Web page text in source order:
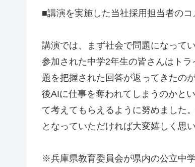
■講演を実施した当社採用担当者のコ
講演では、まず社会で問題になって
参加された中学2年生の皆さんはト
題を把握された回答が返ってきたの
後AIに仕事を奪われてしまうのかと
て考えてもらえるように努めました
となっていただければ大変嬉しく思い
※兵庫県教育委員会が県内の公立中